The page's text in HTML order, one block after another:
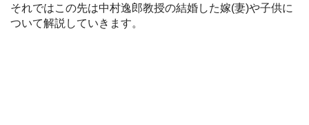
それではこの先は中村逸郎教授の結婚した嫁(妻)や子供に
ついて解説していきます。